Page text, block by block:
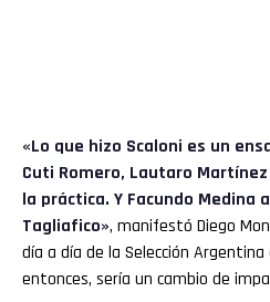
«Lo que hizo Scaloni es un
Cuti Romero, Lautaro
la práctica. Y Facundo Medina
Tagliafico», manifestó Diego
día a día de la Selección Argentina
entonces, sería un cambio de